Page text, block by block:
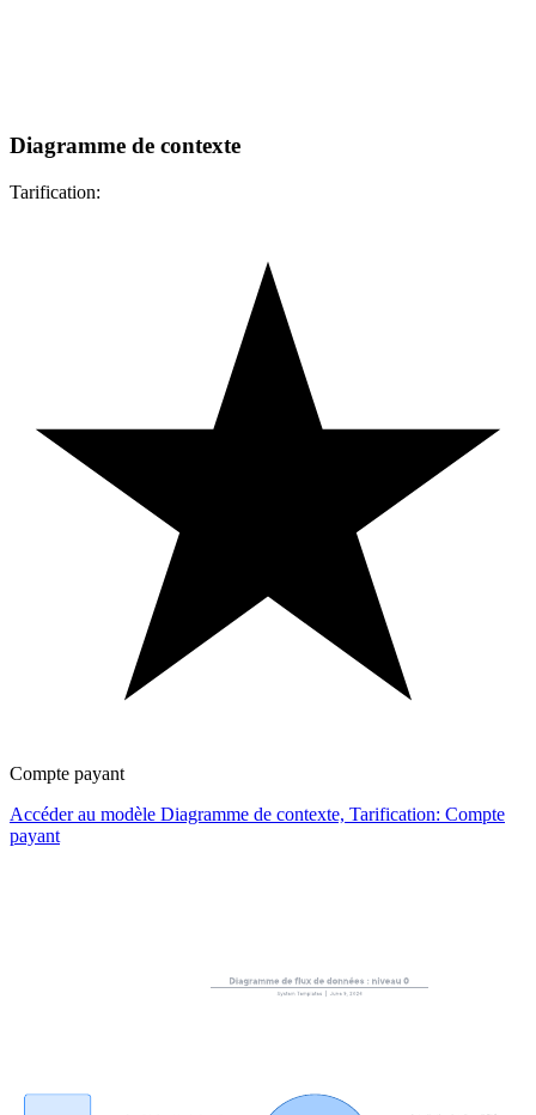
Diagramme de contexte
Tarification:
Compte payant
Accéder au modèle Diagramme de contexte, Tarification: Compte
payant